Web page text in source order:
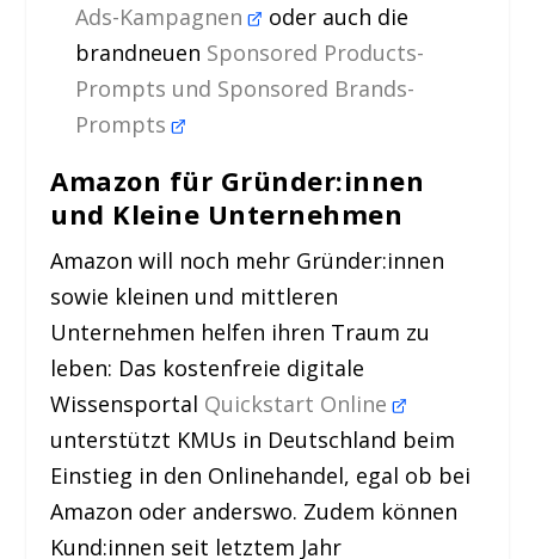
Ads-Kampagnen
oder auch die
brandneuen Sponsored Products-
Prompts und Sponsored Brands-
Prompts
Amazon für Gründer:innen
und Kleine Unternehmen
Amazon will noch mehr Gründer:innen
sowie kleinen und mittleren
Unternehmen helfen ihren Traum zu
leben: Das kostenfreie digitale
Wissensportal Quickstart Online
unterstützt KMUs in Deutschland beim
Einstieg in den Onlinehandel, egal ob bei
Amazon oder anderswo. Zudem können
Kund:innen seit letztem Jahr